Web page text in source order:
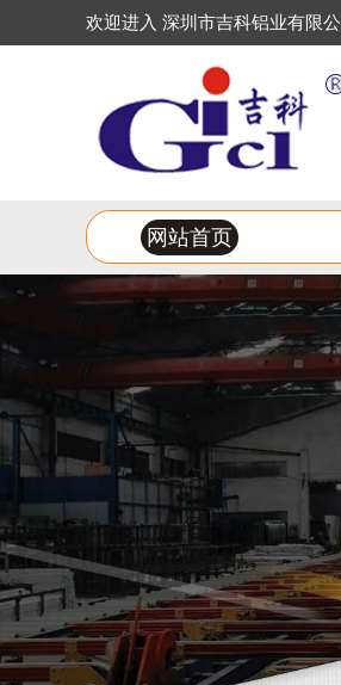
欢迎进入 深圳市吉科铝业有限公
网站首页